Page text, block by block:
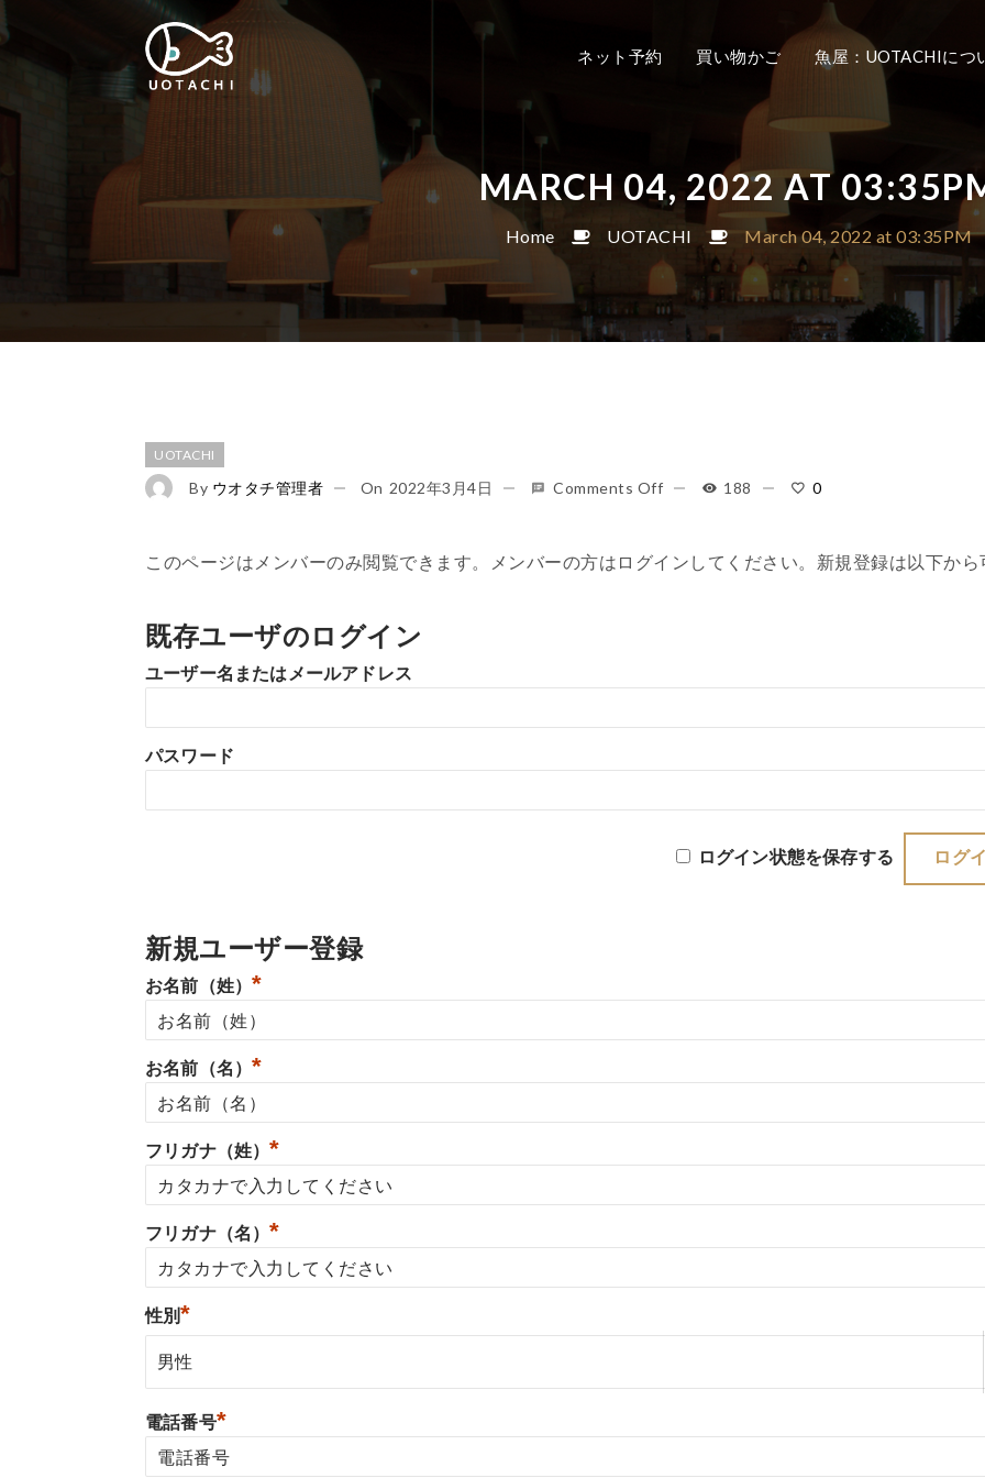
ネット予約 買い物かご 魚屋：UOTACHIにつ
MARCH 04, 2022 AT
Home UOTACHI March 04, 2022 at 03:35PM
UOTACHI
By ウオタチ管理者 On 2022年3月4日 Comments Off 188 0
このページはメンバーのみ閲覧できます。メンバーの方はログインしてください。新規登録は以下から
既存ユーザのログイン
ユーザー名またはメールアドレス
パスワード
ログイン状態を保存する
新規ユーザー登録
お名前（姓）*
お名前（名）*
フリガナ（姓）*
フリガナ（名）*
性別*
電話番号*